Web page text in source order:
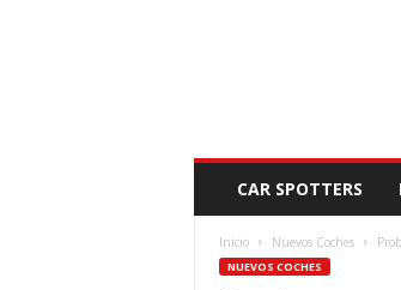
V
CAR SPOTTERS
Inicio Nuevos Coches
NUEVOS COCHES